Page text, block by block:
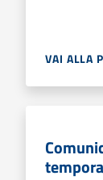
VAI ALLA